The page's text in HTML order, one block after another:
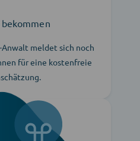
Anwalt meldet sich noch
für eine kostenfreie